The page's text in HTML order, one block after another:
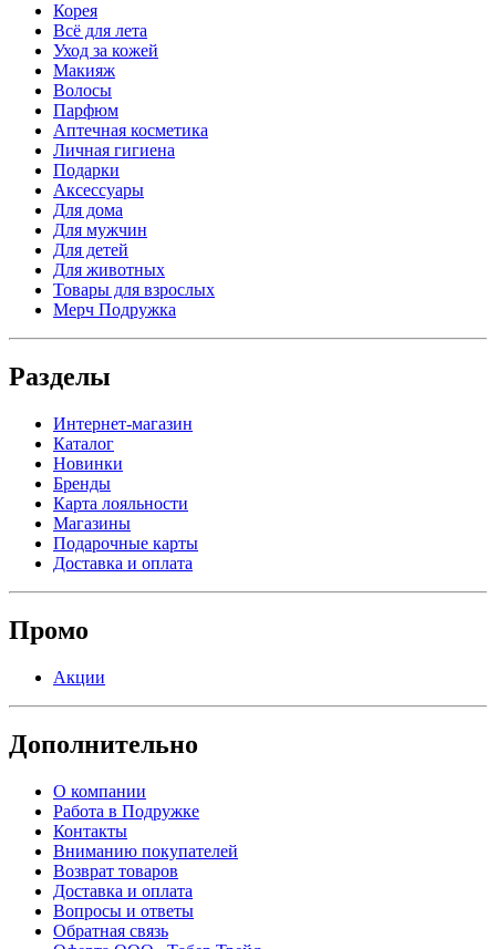
Корея
Всё для лета
Уход за кожей
Макияж
Волосы
Парфюм
Аптечная косметика
Личная гигиена
Подарки
Аксессуары
Для дома
Для мужчин
Для детей
Для животных
Товары для взрослых
Мерч Подружка
Разделы
Интернет-магазин
Каталог
Новинки
Бренды
Карта лояльности
Магазины
Подарочные карты
Доставка и оплата
Промо
Акции
Дополнительно
О компании
Работа в Подружке
Контакты
Вниманию покупателей
Возврат товаров
Доставка и оплата
Вопросы и ответы
Обратная связь